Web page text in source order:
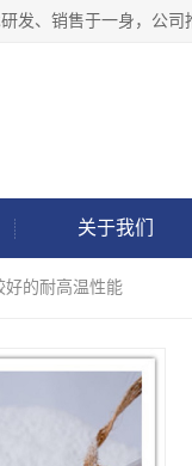
关于我们
好的耐高温性能